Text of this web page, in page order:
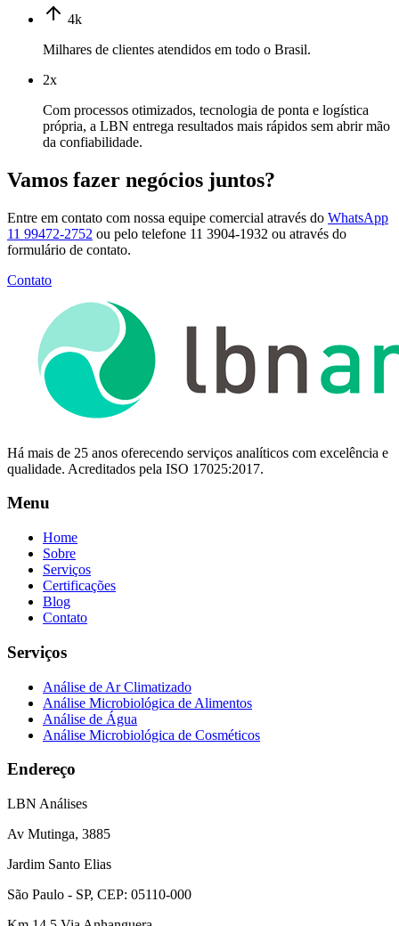
4k
Milhares de clientes atendidos em todo o Brasil.
2x
Com processos otimizados, tecnologia de ponta e logística
própria, a LBN entrega resultados mais rápidos sem abrir mão
da confiabilidade.
Vamos fazer negócios juntos?
Entre em contato com nossa equipe comercial através do WhatsApp
11 99472-2752 ou pelo telefone 11 3904-1932 ou através do
formulário de contato.
Contato
Há mais de 25 anos oferecendo serviços analíticos com excelência e
qualidade. Acreditados pela ISO 17025:2017.
Menu
Home
Sobre
Serviços
Certificações
Blog
Contato
Serviços
Análise de Ar Climatizado
Análise Microbiológica de Alimentos
Análise de Água
Análise Microbiológica de Cosméticos
Endereço
LBN Análises
Av Mutinga, 3885
Jardim Santo Elias
São Paulo - SP, CEP: 05110-000